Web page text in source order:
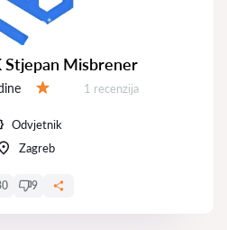
Stjepan Misbrener
Recenzija:
1 recenzija
Odvjetnik
Zagreb
9